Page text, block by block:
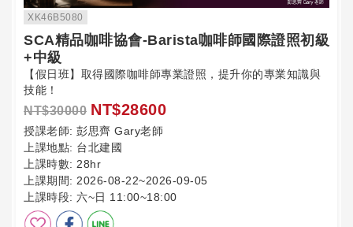
XK46B5080
SCA精品咖啡協會-Barista咖啡師國際證照初級
+中級
【假日班】取得國際咖啡師專業證照，提升你的專業知識與
技能！
NT$30000 NT$28600
授課老師: 彭思齊 Gary老師
上課地點: 台北建國
上課時數: 28hr
上課期間: 2026-08-22~2026-09-05
上課時段: 六~日 11:00~18:00